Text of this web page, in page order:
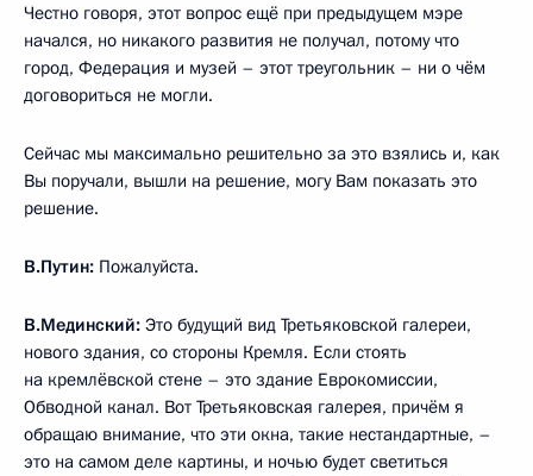
Честно говоря, этот вопрос ещё при предыдущем мэре
начался, но никакого развития не получал, потому что
город, Федерация и музей – этот треугольник – ни о чём
договориться не могли.
Сейчас мы максимально решительно за это взялись и, как
Вы поручали, вышли на решение, могу Вам показать это
решение.
В.Путин: Пожалуйста.
В.Мединский: Это будущий вид Третьяковской галереи,
нового здания, со стороны Кремля. Если стоять
на кремлёвской стене – это здание Еврокомиссии,
Обводной канал. Вот Третьяковская галерея, причём я
обращаю внимание, что эти окна, такие нестандартные, –
это на самом деле картины, и ночью будет светиться